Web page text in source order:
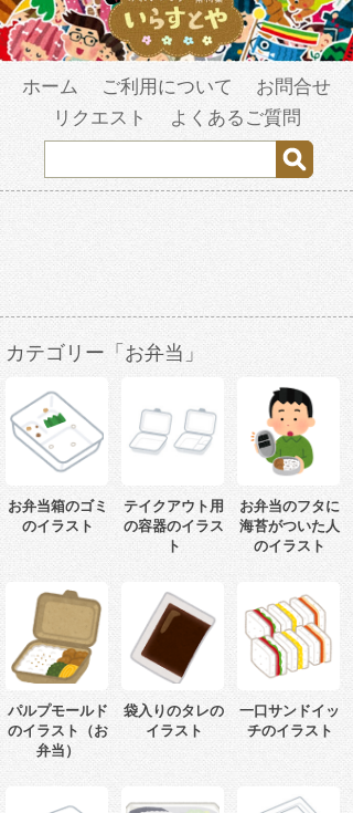
ホーム ご利用について
お問合せ
リクエスト
よくあるご質問
カテゴリー「お弁当」
お弁当箱のゴミ
のイラスト
テイクアウト用
の容器のイラス
ト
お弁当のフタに
海苔がついた人
のイラスト
パルプモールド
のイラスト（お
弁当）
袋入りのタレの
イラスト
一口サンドイッ
チのイラスト